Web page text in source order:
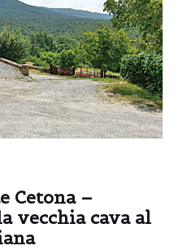
Cetona –
vecchia cava al